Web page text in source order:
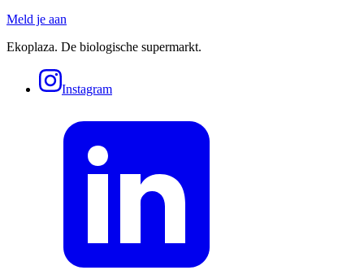
Meld je aan
Ekoplaza. De biologische supermarkt.
Instagram